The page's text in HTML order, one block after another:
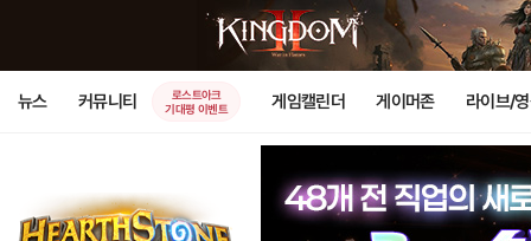
뉴스 커뮤니티
로스트아크
기대평 이벤트
게임캘린더 게이머존 라이브/